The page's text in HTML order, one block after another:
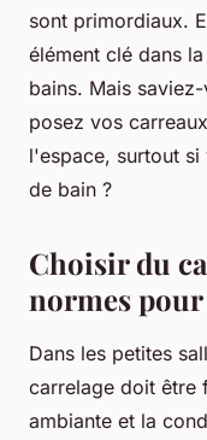
sont primordiaux.
élément clé dans
bains. Mais
posez vos
l'espace, surtout
de bain ?
Choisir du
normes
Dans les petites
carrelage doit être
ambiante et la